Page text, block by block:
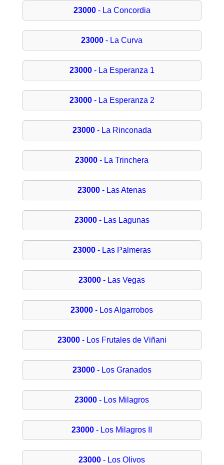
23000- La Concordia
23000 - La Curva
23000- La Esperanza 1
23000- La Esperanza 2
23000- La Rinconada
23000 - La Trinchera
23000 - Las Atenas
23000- Las Lagunas
23000- Las Palmeras
23000 - Las Vegas
23000 - Los Algarrobos
23000- Los Frutales de Viñani
23000- Los Granados
23000 - Los Milagros
23000 - Los Milagros II
23000 - Los Olivos